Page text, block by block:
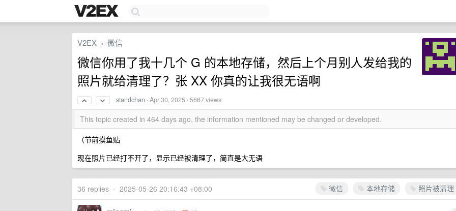
V2EX › 微信
微信你用了我十几个 G 的本地存储，然后上个月别人发给我的
照片就给清理了？张 XX 你真的让我很无语啊
standchan ·Apr 30, 2025 · 5667 views
This topic created in 464 days ago, the information mentioned may be changed or developed.
（节前摸鱼贴
现在照片已经打不开了，显示已经被清理了，简直是大无语
微信 本地存储 照片被清理
36 replies • 2025-05-26 20:16:43 +08:00